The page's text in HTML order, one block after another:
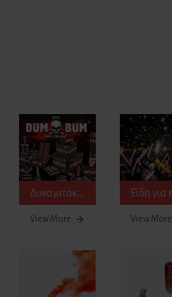
Δυναμιτάκια κρότου flash-banger
View More View More